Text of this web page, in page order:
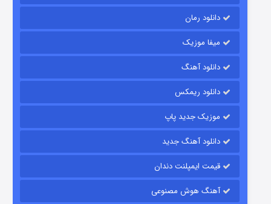
قسمت
دانلود رمان
میفا موزیک
دانلود آهنگ
دانلود ریمکس
موزیک جدید پاپ
دانلود آهنگ جدید
قیمت ایمپلنت دندان
آهنگ هوش مصنوعی